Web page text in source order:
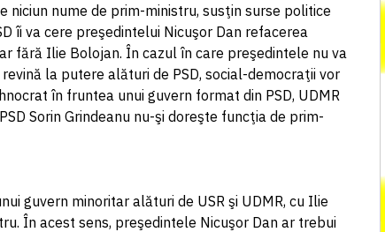
niciun nume de prim-ministru, susţin surse politice
îi va cere preşedintelui Nicuşor Dan refacerea
fără Ilie Bolojan. În cazul în care preşedintele nu va
la putere alături de PSD, social-democraţii vor
în fruntea unui guvern format din PSD, UDMR
Sorin Grindeanu nu-şi doreşte funcţia de prim-
guvern minoritar alături de USR şi UDMR, cu Ilie
În acest sens, preşedintele Nicuşor Dan ar trebui